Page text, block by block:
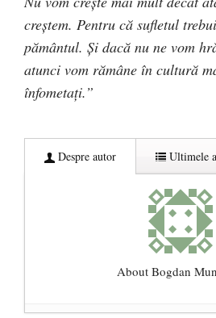
creştem. Pentru că sufletul
pământul. Şi dacă nu ne vom
atunci vom rămâne în cultură
înfometaţi.”
Despre autor Ultimele
About Bogdan